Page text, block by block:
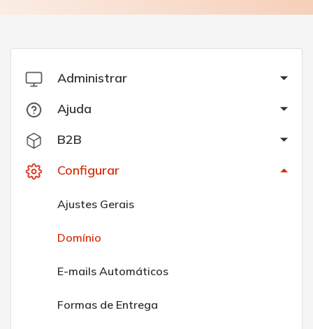
Administrar
Ajuda
B2B
Configurar
Ajustes Gerais
Domínio
E-mails Automáticos
Formas de Entrega